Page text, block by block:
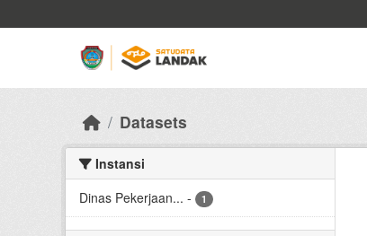
Datasets
Instansi
Dinas Pekerjaan... - 1